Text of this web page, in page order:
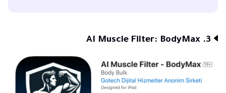
3. AI Muscle Filter: BodyMax